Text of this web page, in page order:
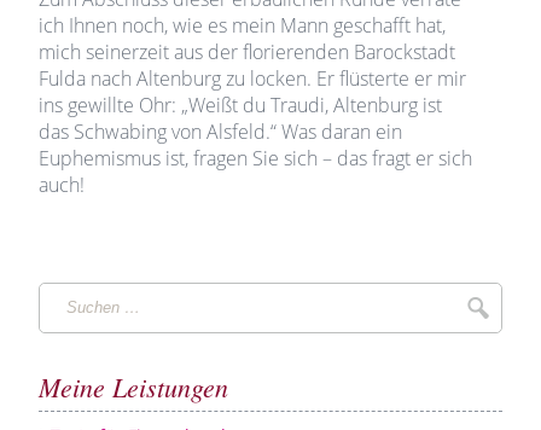
ich Ihnen noch, wie es mein Mann geschafft hat,
mich seinerzeit aus der florierenden Barockstadt
Fulda nach Altenburg zu locken. Er flüsterte er mir
ins gewillte Ohr: „Weißt du Traudi, Altenburg ist
das Schwabing von Alsfeld.“ Was daran ein
Euphemismus ist, fragen Sie sich – das fragt er sich
auch!
Suchen
…
Meine Leistungen